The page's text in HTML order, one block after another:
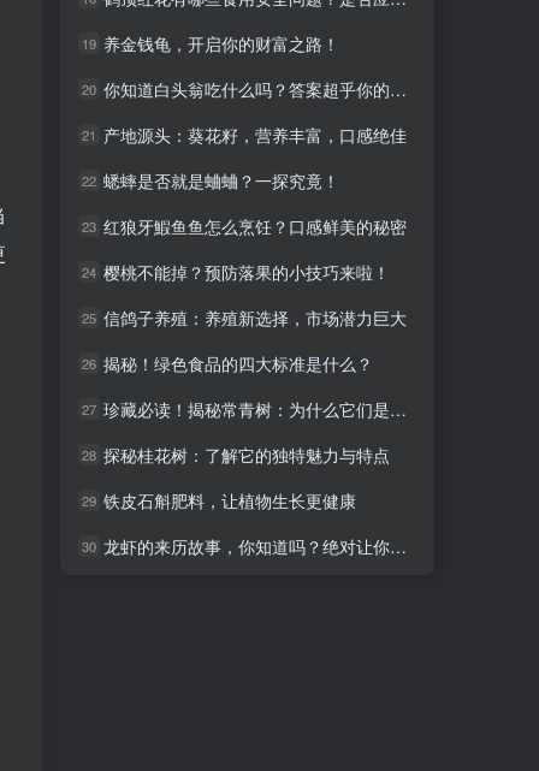
19 养金钱龟，开启你的财富之路！
20 你知道白头翁吃什么吗？答案超乎你的想象！
21 产地源头：葵花籽，营养丰富，口感绝佳
22 蟋蟀是否就是蛐蛐？一探究竟！
23 红狼牙鰕鱼鱼怎么烹饪？口感鲜美的秘密
24 樱桃不能掉？预防落果的小技巧来啦！
25 信鸽子养殖：养殖新选择，市场潜力巨大
26 揭秘！绿色食品的四大标准是什么？
27 珍藏必读！揭秘常青树：为什么它们是您的最佳绿色盟友
28 探秘桂花树：了解它的独特魅力与特点
29 铁皮石斛肥料，让植物生长更健康
30 龙虾的来历故事，你知道吗？绝对让你惊喜！
19 养金钱龟，开启你的财富之路！
20 你知道白头翁吃什么吗？答案超乎你的想象！
21 产地源头：葵花籽，营养丰富，口感绝佳
22 蟋蟀是否就是蛐蛐？一探究竟！
23 红狼牙鰕鱼鱼怎么烹饪？口感鲜美的秘密
24 樱桃不能掉？预防落果的小技巧来啦！
25 信鸽子养殖：养殖新选择，市场潜力巨大
26 揭秘！绿色食品的四大标准是什么？
27 珍藏必读！揭秘常青树：为什么它们是您的最佳绿色盟友
28 探秘桂花树：了解它的独特魅力与特点
29 铁皮石斛肥料，让植物生长更健康
30 龙虾的来历故事，你知道吗？绝对让你惊喜！